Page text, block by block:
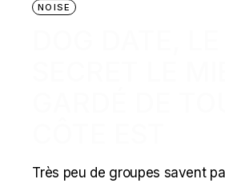
NOISE
Très peu de groupes savent